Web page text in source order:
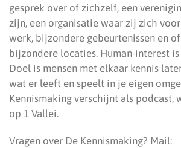
gesprek over of zichzelf, een
zijn, een organisatie waar zij zich
werk, bijzondere gebeurtenissen en
bijzondere locaties. Human-interest
Doel is mensen met elkaar kennis
wat er leeft en speelt in je eigen
Kennismaking verschijnt als podcast,
op 1 Vallei.
Vragen over De Kennismaking? Mail: